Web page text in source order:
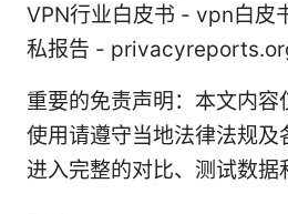
VPN行业白皮书 - vpn白皮
私报告 -
重要的免责声明：本文内
使用请遵守当地法律法规及
进入完整的对比、测试数据